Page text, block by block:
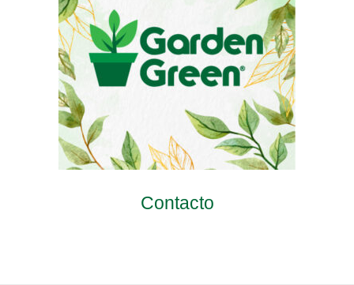
Contacto